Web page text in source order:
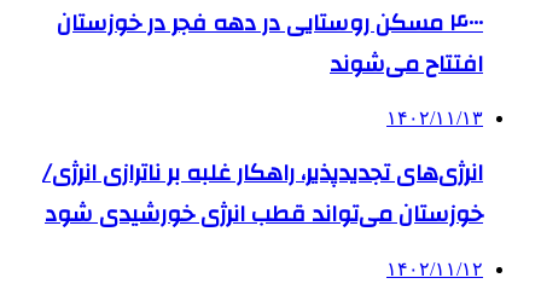
۴۰۰۰ مسکن روستایی در دهه فجر در خوزستان
افتتاح می‌شوند
۱۴۰۲/۱۱/۱۳
انرژی‌های تجدیدپذیر، راهکار غلبه بر ناترازی‌ انرژی/
خوزستان می‌تواند قطب انرژی خورشیدی شود
۱۴۰۲/۱۱/۱۲